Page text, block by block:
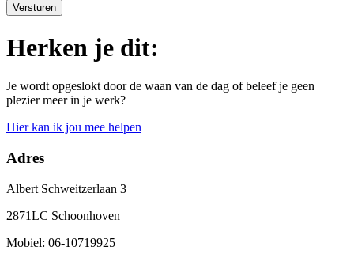
Herken je dit:
Je wordt opgeslokt door de waan van de dag of beleef je geen
plezier meer in je werk?
Hier kan ik jou mee helpen
Adres
Albert Schweitzerlaan 3
2871LC Schoonhoven
Mobiel: 06-10719925